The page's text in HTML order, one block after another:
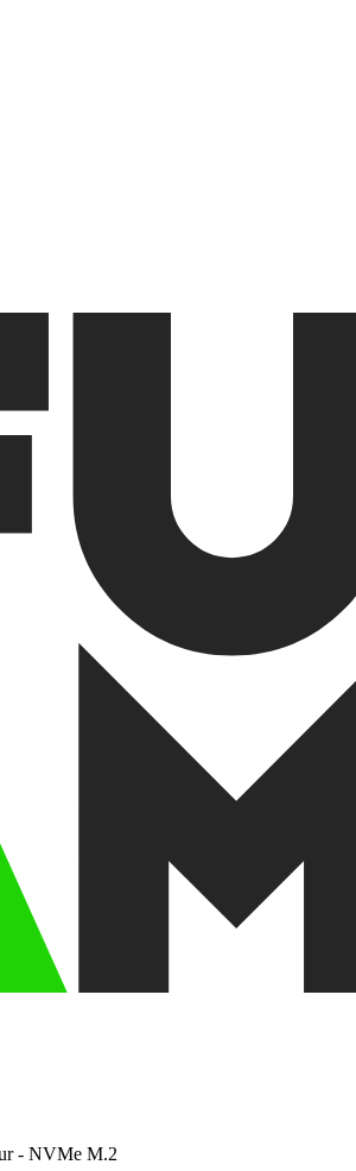
- NVMe M.2